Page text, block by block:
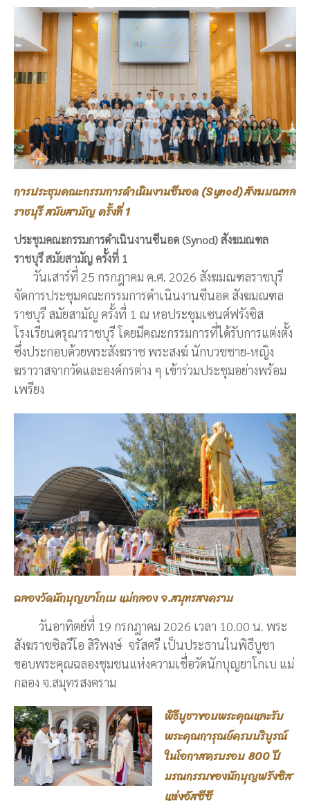
การประชุมคณะกรรมการดำเนินงานซีนอด (Synod) สังฆมณฑล
ราชบุรี สมัยสามัญ ครั้งที่ 1
ประชุมคณะกรรมการดำเนินงานซีนอด (Synod) สังฆมณฑล
ราชบุรี สมัยสามัญ ครั้งที่ 1
วันเสาร์ที่ 25 กรกฎาคม ค.ศ. 2026 สังฆมณฑลราชบุรี
จัดการประชุมคณะกรรมการดำเนินงานซีนอด สังฆมณฑล
ราชบุรี สมัยสามัญ ครั้งที่ 1 ณ หอประชุมเซนต์ฟรังซิส
โรงเรียนดรุณาราชบุรี โดยมีคณะกรรมการที่ได้รับการแต่งตั้ง
ซึ่งประกอบด้วยพระสังฆราช พระสงฆ์ นักบวชชาย-หญิง
ฆราวาสจากวัดและองค์กรต่าง ๆ เข้าร่วมประชุมอย่างพร้อม
เพรียง
ฉลองวัดนักบุญยาโกเบ แม่กลอง จ.สมุทรสงคราม
วันอาทิตย์ที่ 19 กรกฎาคม 2026 เวลา 10.00 น. พระ
สังฆราชซิลวีโอ สิริพงษ์ จรัสศรี เป็นประธานในพิธีบูชา
ขอบพระคุณฉลองชุมชนแห่งความเชื่อวัดนักบุญยาโกเบ แม่
กลอง จ.สมุทรสงคราม
พิธีบูชาขอบพระคุณและรับ
พระคุณการุณย์ครบบริบูรณ์
ในโอกาสครบรอบ 800 ปี
มรณกรรมของนักบุญฟรังซิส
แห่งอัสซีซี